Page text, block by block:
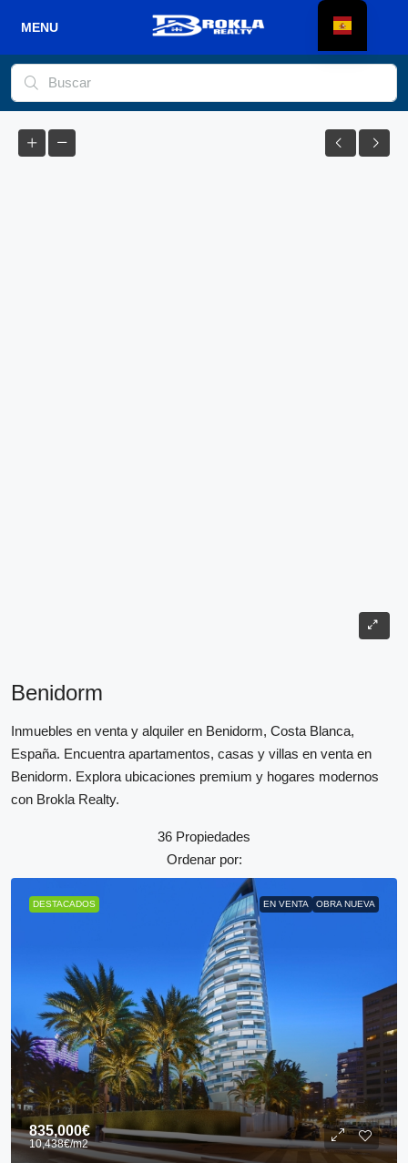
Benidorm
Inmuebles en venta y alquiler en Benidorm, Costa Blanca,
España. Encuentra apartamentos, casas y villas en venta en
Benidorm. Explora ubicaciones premium y hogares modernos
con Brokla Realty.
36 Propiedades
Ordenar por:
DESTACADOS EN VENTA OBRA NUEVA
835,000€
10,438€/m2